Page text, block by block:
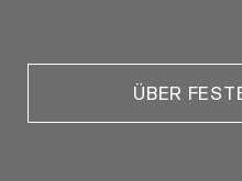
ÜBER